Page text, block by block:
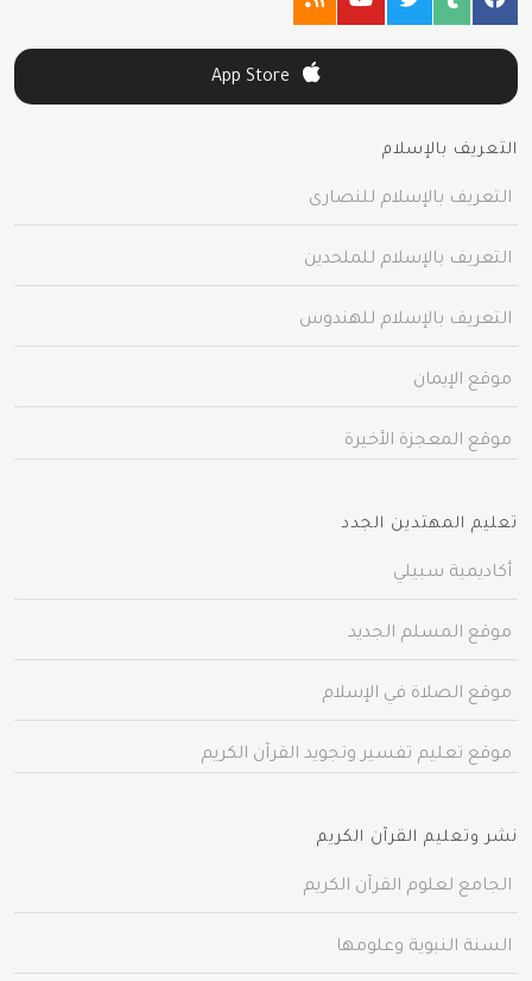
التعريف بالإسلام
التعريف بالإسلام للنصارى
التعريف بالإسلام للملحدين
التعريف بالإسلام للهندوس
موقع الإيمان
موقع المعجزة الأخيرة
تعليم المهتدين الجدد
أكاديمية سبيلي
موقع المسلم الجديد
موقع الصلاة في الإسلام
موقع تعليم تفسير وتجويد القرآن الكريم
نشر وتعليم القرآن الكريم
الجامع لعلوم القرآن الكريم
السنة النبوية وعلومها